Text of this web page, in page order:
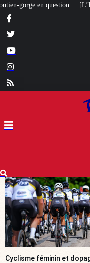
Louvre Nouvelle
Cyclisme féminin et